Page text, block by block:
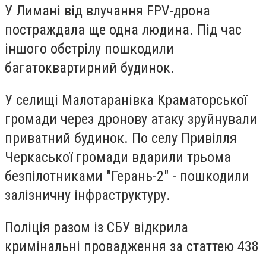
У Лимані від влучання FPV-дрона
постраждала ще одна людина. Під час
іншого обстрілу пошкодили
багатоквартирний будинок.
У селищі Малотаранівка Краматорської
громади через дронову атаку зруйнували
приватний будинок. По селу Привілля
Черкаської громади вдарили трьома
безпілотниками "Герань-2" - пошкодили
залізничну інфраструктуру.
Поліція разом із СБУ відкрила
кримінальні провадження за статтею 438